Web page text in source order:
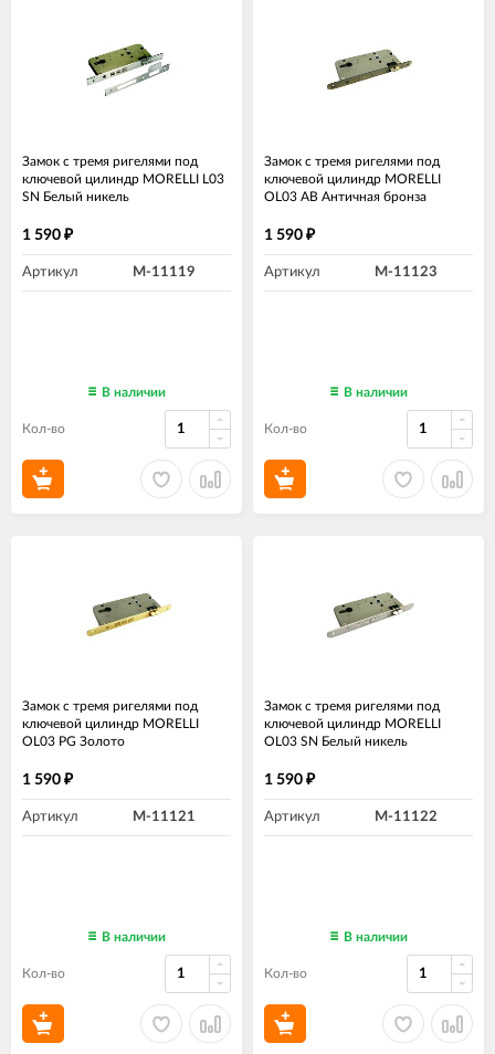
Замок с тремя ригелями под
ключевой цилиндр MORELLI L03
SN Белый никель
1 590 ₽
Артикул M-11119
В наличии
Кол-во
Замок с тремя ригелями под
ключевой цилиндр MORELLI
OL03 AB Античная бронза
1 590 ₽
Артикул M-11123
В наличии
Кол-во
Замок с тремя ригелями под
ключевой цилиндр MORELLI
OL03 PG Золото
1 590 ₽
Артикул M-11121
В наличии
Кол-во
Замок с тремя ригелями под
ключевой цилиндр MORELLI
OL03 SN Белый никель
1 590 ₽
Артикул M-11122
В наличии
Кол-во